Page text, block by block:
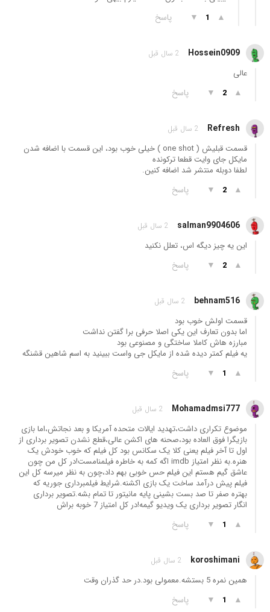
▲
1
▼ پاسخ
Hossein0909 2 سال قبل
عالی
▲
2
▼ پاسخ
Refresh 2 سال قبل
قسمت قبلیش ( one shot ) خیلی خوب بود، این قسمت با اضافه شدن
مایکل جای وایت قطعا ترکونده
لطفا دوبله منتشر شد اضافه کنین.
▲
2
▼ پاسخ
salman9904606 2 سال قبل
این یه چیز دیگه اس، تعلل نکنید
▲
2
▼ پاسخ
behnam516 2 سال قبل
قسمت اولش خوب بود
اما بدون تعارف این یکی اصلا حرفی برا گفتن نداشت
مبارزه هاش کاملا ساختگی و مصنوعی بود
یه فیلم کمتر دیده شده از مایکل جی واست ببینید به اسم شاهین قشنگه
▲
1
▼ پاسخ
Mohamadmsi777 2 سال قبل
موضوع تکراری داشت،تهدید ایالات متحده آمریکا و بعد نجاتش،اما بازی
بازیگرا فوق العاده بود،صحنه های اکشن عالی،قطع نشدن تصویر برداری از
اول تا آخر فیلم یعنی کلا یک سکانس بود کل فیلم که خوب خودش یک
هنره.به نظر امتیاز imdb اگه کمه به خاطره فیلمنامست!در کل من چون
عاشق گیم هستم این فیلم حس خوبی بهم داد،چون به نظر میرسه کل این
فیلم پیش درآمد ساخت یک بازی اکشنه.شرایط فیلمبرداری جوریه که
بهتره صفر تا صد بست بشینی پایه مانیتور تا تمام بشه.تصویر برداری
انگار تصویر برداری یک ویدیو گیمه!در کل امتیاز 7 خوبه براش
▲
1
▼ پاسخ
koroshimani 2 سال قبل
همین نمره 5 بستشه.معمولی بود.در حد گذران وقت
▲
1
▼ پاسخ